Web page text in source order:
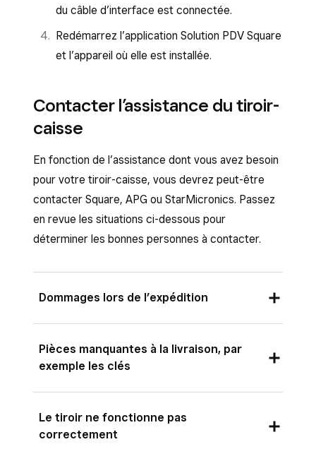
du câble d’interface est connectée.
Redémarrez l’application Solution PDV Square
et l’appareil où elle est installée.
Contacter l’assistance du tiroir-
caisse
En fonction de l’assistance dont vous avez besoin
pour votre tiroir-caisse, vous devrez peut-être
contacter Square, APG ou StarMicronics. Passez
en revue les situations ci-dessous pour
déterminer les bonnes personnes à contacter.
Dommages lors de l’expédition
Contactez Square
Pièces manquantes à la livraison, par
exemple les clés
Contactez APG ou StarMicronics
Le tiroir ne fonctionne pas
correctement